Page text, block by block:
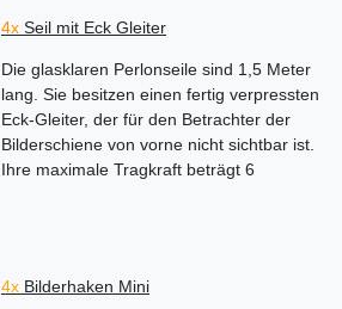
4x Seil mit Eck Gleiter
Die glasklaren Perlonseile sind 1,5 Meter
lang. Sie besitzen einen fertig verpressten
Eck-Gleiter, der für den Betrachter der
Bilderschiene von vorne nicht sichtbar ist.
Ihre maximale Tragkraft beträgt 6
4x Bilderhaken Mini